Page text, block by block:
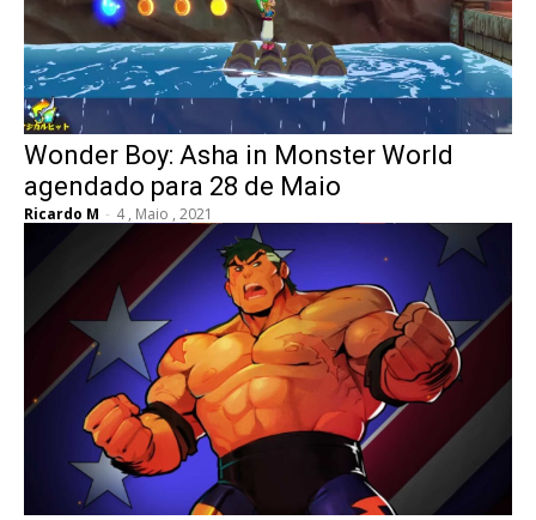
Wonder Boy: Asha in Monster World
agendado para 28 de Maio
Ricardo M - 4 , Maio , 2021